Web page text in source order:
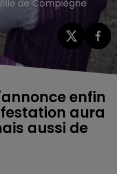
de Compiègne
enfin
aura
aussi de